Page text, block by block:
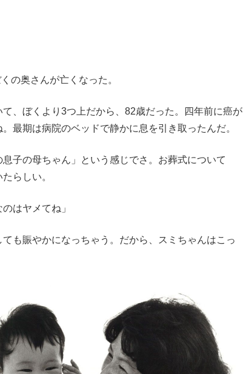
の奥さんが亡くなった。
、ぼくより3つ上だから、82歳だった。四年前に癌が
最期は病院のベッドで静かに息を引き取ったんだ。
子の母ちゃん」という感じでさ。お葬式について
らしい。
はヤメてね」
も賑やかになっちゃう。だから、スミちゃんはこっ